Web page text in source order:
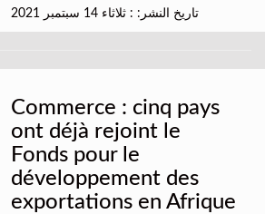
تاريخ النشر: : ثلاثاء 14 سبتمبر 2021
Commerce : cinq pays
ont déjà rejoint le
Fonds pour le
développement des
exportations en Afrique